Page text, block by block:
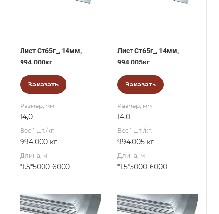
Лист Ст65г_, 14мм,
994.000кг
Заказать
Размер, мм
14,0
Вес 1 шт./кг.
994.000 кг
Длина, м
*1.5*5000-6000
Лист Ст65г_, 14мм,
994.005кг
Заказать
Размер, мм
14,0
Вес 1 шт./кг.
994.005 кг
Длина, м
*1.5*5000-6000